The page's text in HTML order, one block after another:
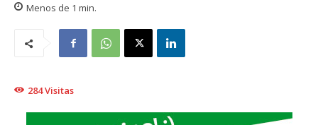
Menos de 1 min.
284Visitas